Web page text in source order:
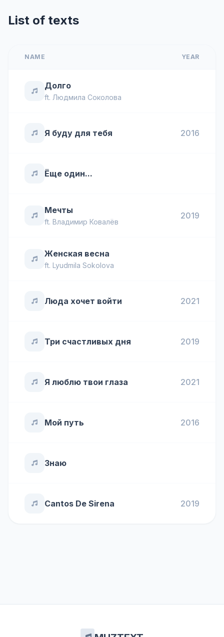
List of texts
NAME YEAR
Долго
ft. Людмила Соколова
Я буду для тебя 2016
Ёще один...
Мечты
ft. Владимир Ковалёв
2019
Женская весна
ft. Lyudmila Sokolova
Люда хочет войти 2021
Три счастливых дня 2019
Я люблю твои глаза 2021
Мой путь 2016
Знаю
Cantos De Sirena 2019